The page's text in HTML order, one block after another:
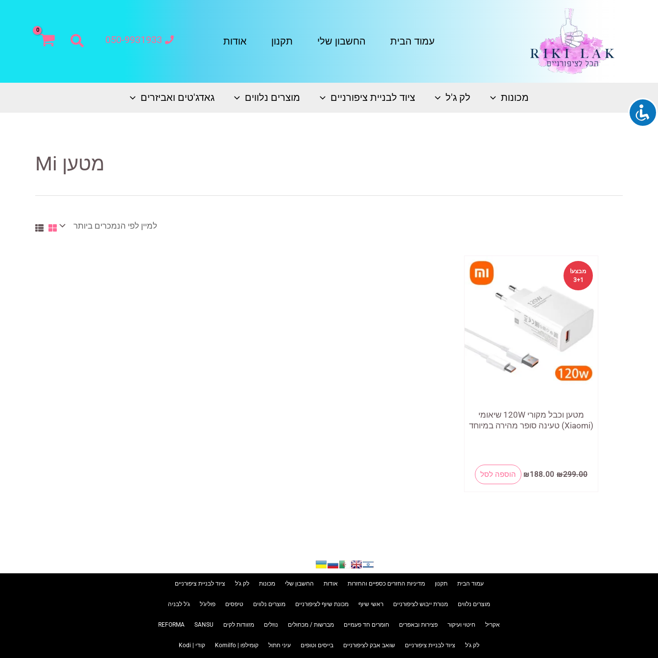
עמוד הבית החשבון שלי תקנון אודות 050-9931933 חיפוש
מכונות לק ג'ל ציוד לבניית ציפורניים מוצרים נלווים גאדג'טים ואביזרים
מטען Mi
מבצע!
3+1
מטען וכבל מקורי 120W שיאומי
(Xiaomi) טעינה סופר מהירה במיוחד
₪299.00
המחיר
המקורי
₪188.00
המחיר
הנוכחי
הוספה לסל
עמוד הבית תקנון מדיניות החזרים כספיים והחזרות אודות החשבון שלי מכונות לק ג'ל ציוד לבניית ציפורניים
מוצרים נלווים מנורת ייבוש לציפורניים ראשי שיוף מכונת שיוף לציפורניים מוצרים נלווים טיפסים פוליג'ל ג'ל לבניה
אקריל חיטוי ועיקור פצירות ובאפרים חומרים חד פעמיים מברשות / מכחולים נוזלים מזוודות לקים SANSU
REFORMA
לק ג'ל ציוד לבניית ציפורניים שואב אבק לציפורניים בייסים וטופים עיני חתול קומילפו | Komilfo קודי | Kodi